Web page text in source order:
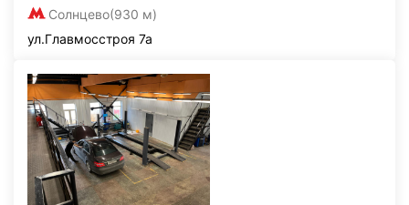
Солнцево(930 м)
ул.Главмосстроя 7а